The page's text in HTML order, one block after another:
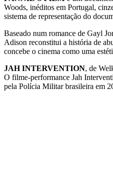
Woods, inéditos em Portugal,
sistema de representação do
Baseado num romance de Gayl
Adison reconstitui a história de
concebe o cinema como uma
JAH INTERVENTION, de
O filme-performance Jah
pela Polícia Militar brasileira em